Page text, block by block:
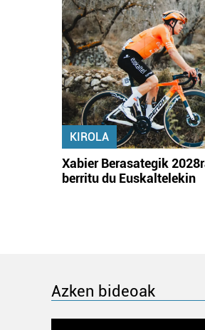
KIROLA
Xabier Berasategik
berritu du Euskaltelekin
Azken bideoak